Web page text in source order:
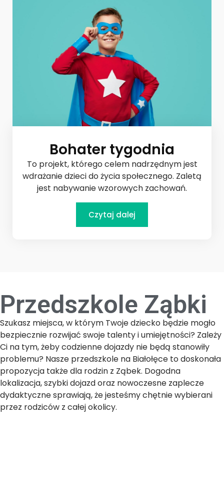
Bohater tygodnia
To projekt, którego celem nadrzędnym jest
wdrażanie dzieci do życia społecznego. Zaletą
jest nabywanie wzorowych zachowań.
Czytaj dalej
Przedszkole Ząbki
Szukasz miejsca, w którym Twoje dziecko będzie mogło
bezpiecznie rozwijać swoje talenty i umiejętności? Zależy
Ci na tym, żeby codzienne dojazdy nie będą stanowiły
problemu? Nasze przedszkole na Białołęce to doskonała
propozycja także dla rodzin z Ząbek. Dogodna
lokalizacja, szybki dojazd oraz nowoczesne zaplecze
dydaktyczne sprawiają, że jesteśmy chętnie wybierani
przez rodziców z całej okolicy.